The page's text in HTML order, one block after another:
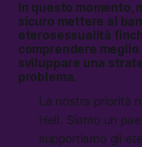
In questo momento,
sicuro mettere al
eterosessualità
comprendere
sviluppare una
problema.
La nostra priorità
Hell. Siamo un
supportiamo gli